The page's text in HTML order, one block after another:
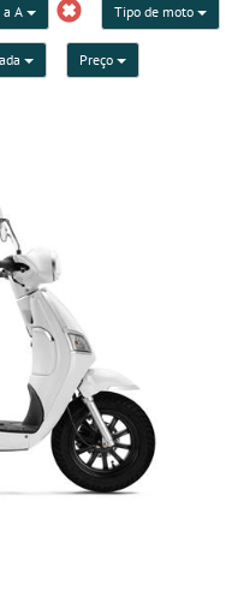
a A Tipo de moto
Preço